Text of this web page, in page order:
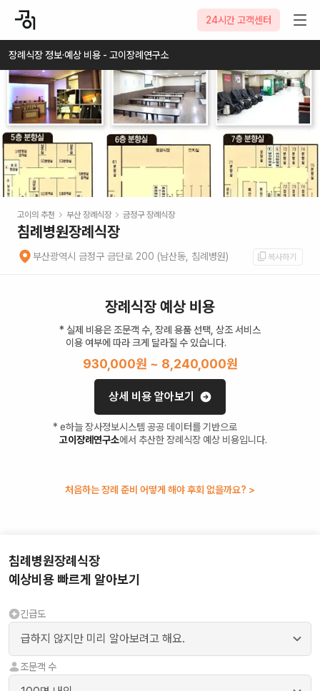
24시간 고객센터
2026-08-06
장례식장 정보·예상 비용 - 고이장례연구소
고이의 추천 부산장례식장 금정구 장례식장
침례병원장례식장
부산광역시 금정구 금단로 200 (남산동, 침례병원) 복사하기
장례식장 예상 비용
* 실제 비용은 조문객 수, 장례 용품 선택, 상조 서비스
이용 여부에 따라 크게 달라질 수 있습니다.
930,000원 ~ 8,240,000원
상세 비용 알아보기
* e하늘 장사정보시스템 공공 데이터를 기반으로
고이장례연구소에서 추산한 장례식장 예상 비용입니다.
처음하는 장례 준비 어떻게 해야 후회 없을까요? >
침례병원장례식장
예상비용 빠르게 알아보기
긴급도
조문객 수